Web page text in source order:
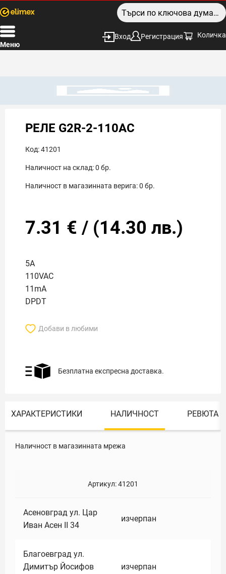
Меню
Вход Регистрация Количка
РЕЛЕ G2R-2-110AC
Код:41201
Наличност на склад:0 бр.
Наличност в магазинната верига:0 бр.
7.31 € / (14.30 лв.)
5A
110VAC
11mA
DPDT
Добави в любими
Безплатна експресна доставка.
ХАРАКТЕРИСТИКИ НАЛИЧНОСТ РЕВЮТА
Наличност в магазинната мрежа
Артикул:41201
Асеновград ул. Цар
Иван Асен II 34
изчерпан
Благоевград ул.
Димитър Йосифов
изчерпан